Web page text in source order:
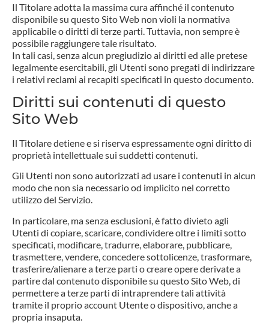
Il Titolare adotta la massima cura affinché il contenuto
disponibile su questo Sito Web non violi la normativa
applicabile o diritti di terze parti. Tuttavia, non sempre è
possibile raggiungere tale risultato.
In tali casi, senza alcun pregiudizio ai diritti ed alle pretese
legalmente esercitabili, gli Utenti sono pregati di indirizzare
i relativi reclami ai recapiti specificati in questo documento.
Diritti sui contenuti di questo
Sito Web
Il Titolare detiene e si riserva espressamente ogni diritto di
proprietà intellettuale sui suddetti contenuti.
Gli Utenti non sono autorizzati ad usare i contenuti in alcun
modo che non sia necessario od implicito nel corretto
utilizzo del Servizio.
In particolare, ma senza esclusioni, è fatto divieto agli
Utenti di copiare, scaricare, condividere oltre i limiti sotto
specificati, modificare, tradurre, elaborare, pubblicare,
trasmettere, vendere, concedere sottolicenze, trasformare,
trasferire/alienare a terze parti o creare opere derivate a
partire dal contenuto disponibile su questo Sito Web, di
permettere a terze parti di intraprendere tali attività
tramite il proprio account Utente o dispositivo, anche a
propria insaputa.